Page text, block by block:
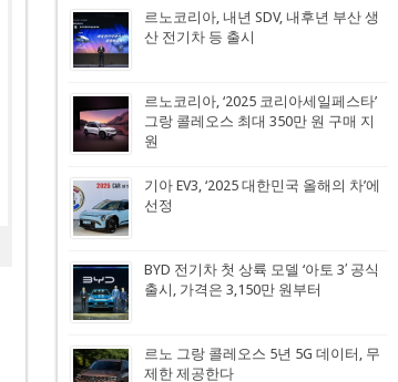
르노코리아, 내년 SDV, 내후년 부산 생
산 전기차 등 출시
르노코리아, ‘2025 코리아세일페스타’
그랑 콜레오스 최대 350만 원 구매 지
원
기아 EV3, ‘2025 대한민국 올해의 차’에
선정
BYD 전기차 첫 상륙 모델 ‘아토 3′ 공식
출시, 가격은 3,150만 원부터
르노 그랑 콜레오스 5년 5G 데이터, 무
제한 제공한다